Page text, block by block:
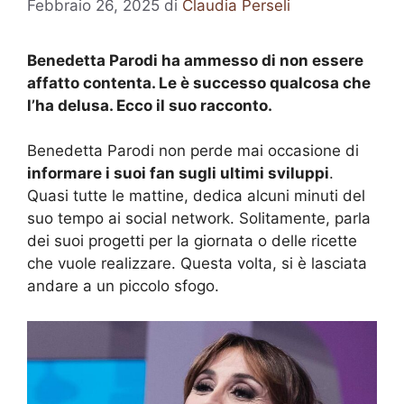
Febbraio 26, 2025 di Claudia Perseli
Benedetta Parodi ha ammesso di non essere
affatto contenta. Le è successo qualcosa che
l’ha delusa. Ecco il suo racconto.
Benedetta Parodi non perde mai occasione di
informare i suoi fan sugli ultimi sviluppi.
Quasi tutte le mattine, dedica alcuni minuti del
suo tempo ai social network. Solitamente, parla
dei suoi progetti per la giornata o delle ricette
che vuole realizzare. Questa volta, si è lasciata
andare a un piccolo sfogo.